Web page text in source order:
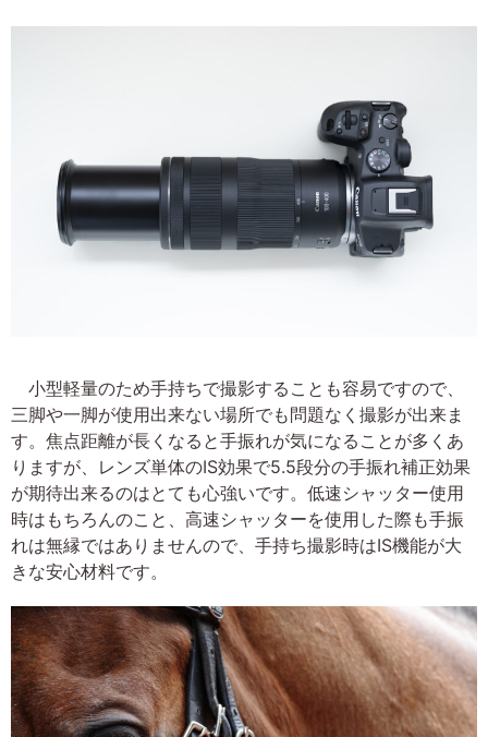
小型軽量のため手持ちで撮影することも容易ですので、
三脚や一脚が使用出来ない場所でも問題なく撮影が出来ま
す。焦点距離が長くなると手振れが気になることが多くあ
りますが、レンズ単体のIS効果で5.5段分の手振れ補正効果
が期待出来るのはとても心強いです。低速シャッター使用
時はもちろんのこと、高速シャッターを使用した際も手振
れは無縁ではありませんので、手持ち撮影時はIS機能が大
きな安心材料です。